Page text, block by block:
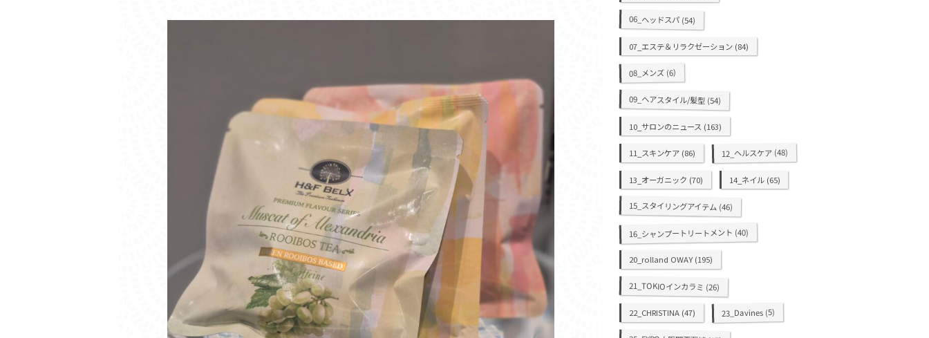
06_ヘッドスパ (54)
07_エステ＆リラクゼーション (84)
08_メンズ (6)
09_ヘアスタイル/髪型 (54)
10_サロンのニュース (163)
11_スキンケア (86) 12_ヘルスケア(48)
13_オーガニック (70) 14_ネイル (65)
15_スタイリングアイテム (46)
16_シャンプートリートメント (40)
20_rolland OWAY(195)
21_TOKIOインカラミ (26)
22_CHRISTINA (47) 23_Davines(5)